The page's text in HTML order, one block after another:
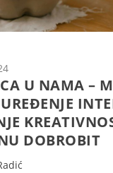
U NAMA –
DOBROBIT